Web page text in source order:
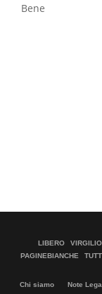
Bene
LIBERO VIRGILIO
PAGINEBIANCHE
Chi siamo Note